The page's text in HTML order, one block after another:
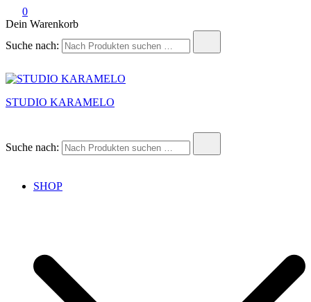
0
Dein Warenkorb
Suche nach:
STUDIO KARAMELO
Suche nach:
SHOP